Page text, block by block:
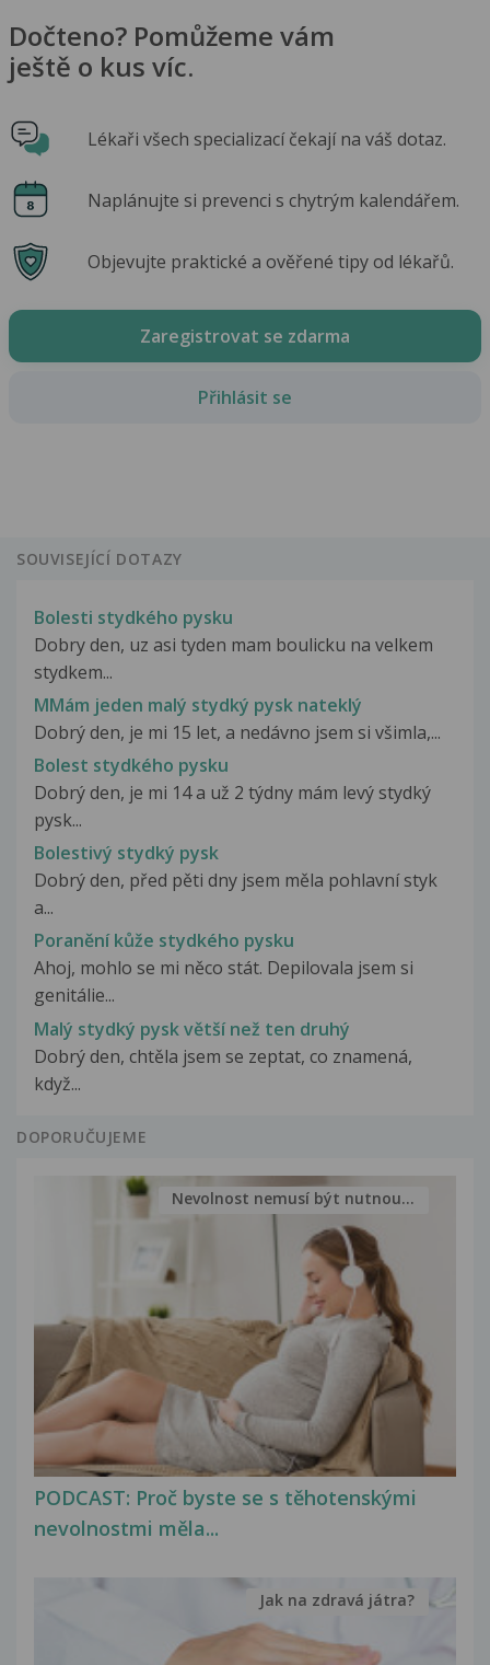
Dočteno? Pomůžeme vám
ještě o kus víc.
Lékaři všech specializací čekají na váš dotaz.
Naplánujte si prevenci s chytrým kalendářem.
Objevujte praktické a ověřené tipy od lékařů.
Zaregistrovat se zdarma
Přihlásit se
SOUVISEJÍCÍ DOTAZY
Bolesti stydkého pysku
Dobry den, uz asi tyden mam boulicku na velkem
stydkem...
MMám jeden malý stydký pysk nateklý
Dobrý den, je mi 15 let, a nedávno jsem si všimla,...
Bolest stydkého pysku
Dobrý den, je mi 14 a už 2 týdny mám levý stydký
pysk...
Bolestivý stydký pysk
Dobrý den, před pěti dny jsem měla pohlavní styk
a...
Poranění kůže stydkého pysku
Ahoj, mohlo se mi něco stát. Depilovala jsem si
genitálie...
Malý stydký pysk větší než ten druhý
Dobrý den, chtěla jsem se zeptat, co znamená,
když...
DOPORUČUJEME
PODCAST: Proč byste se s těhotenskými
nevolnostmi měla...
Nevolnost nemusí být nutnou...
Jak na zdravá játra?